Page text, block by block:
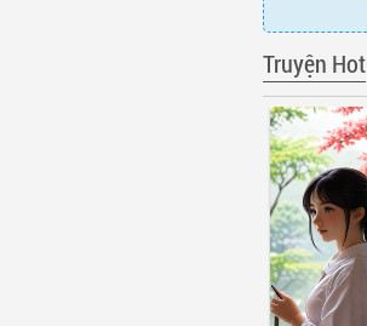
Truyện Hot